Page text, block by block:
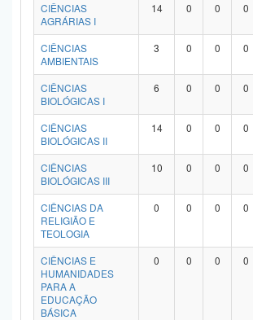
CIÊNCIAS
AGRÁRIAS I
14 0 0 0
CIÊNCIAS
AMBIENTAIS
3 0 0 0
CIÊNCIAS
BIOLÓGICAS I
6 0 0 0
CIÊNCIAS
BIOLÓGICAS II
14 0 0 0
CIÊNCIAS
BIOLÓGICAS III
10 0 0 0
CIÊNCIAS DA
RELIGIÃO E
TEOLOGIA
0 0 0 0
CIÊNCIAS E
HUMANIDADES
PARA A
EDUCAÇÃO
BÁSICA
0 0 0 0